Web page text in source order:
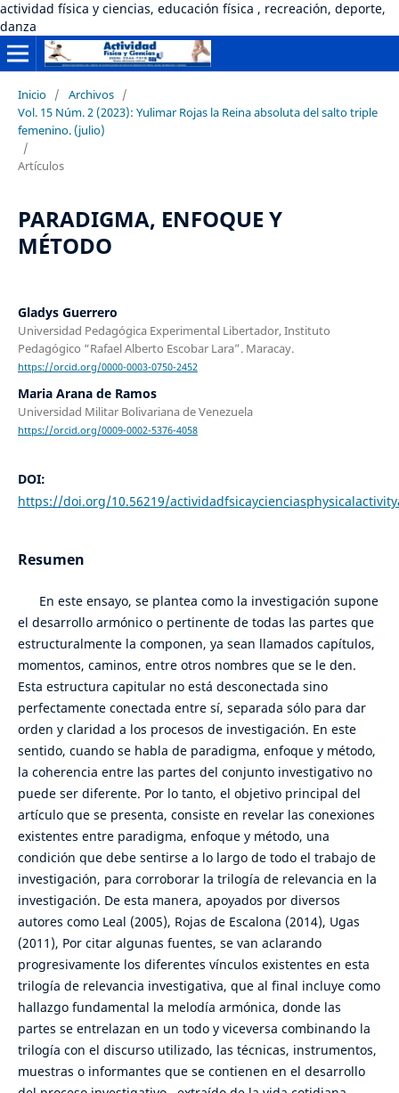
actividad física y ciencias, educación física , recreación, deporte,
danza
Inicio / Archivos /
Vol. 15 Núm. 2 (2023): Yulimar Rojas la Reina absoluta del salto triple
femenino. (julio)
/
Artículos
PARADIGMA, ENFOQUE Y
MÉTODO
Gladys Guerrero
Universidad Pedagógica Experimental Libertador, Instituto
Pedagógico “Rafael Alberto Escobar Lara”. Maracay.
https://orcid.org/0000-0003-0750-2452
Maria Arana de Ramos
Universidad Militar Bolivariana de Venezuela
https://orcid.org/0009-0002-5376-4058
DOI:
https://doi.org/10.56219/
Resumen
En este ensayo, se plantea como la investigación supone
el desarrollo armónico o pertinente de todas las partes que
estructuralmente la componen, ya sean llamados capítulos,
momentos, caminos, entre otros nombres que se le den.
Esta estructura capitular no está desconectada sino
perfectamente conectada entre sí, separada sólo para dar
orden y claridad a los procesos de investigación. En este
sentido, cuando se habla de paradigma, enfoque y método,
la coherencia entre las partes del conjunto investigativo no
puede ser diferente. Por lo tanto, el objetivo principal del
artículo que se presenta, consiste en revelar las conexiones
existentes entre paradigma, enfoque y método, una
condición que debe sentirse a lo largo de todo el trabajo de
investigación, para corroborar la trilogía de relevancia en la
investigación. De esta manera, apoyados por diversos
autores como Leal (2005), Rojas de Escalona (2014), Ugas
(2011), Por citar algunas fuentes, se van aclarando
progresivamente los diferentes vínculos existentes en esta
trilogía de relevancia investigativa, que al final incluye como
hallazgo fundamental la melodía armónica, donde las
partes se entrelazan en un todo y viceversa combinando la
trilogía con el discurso utilizado, las técnicas, instrumentos,
muestras o informantes que se contienen en el desarrollo